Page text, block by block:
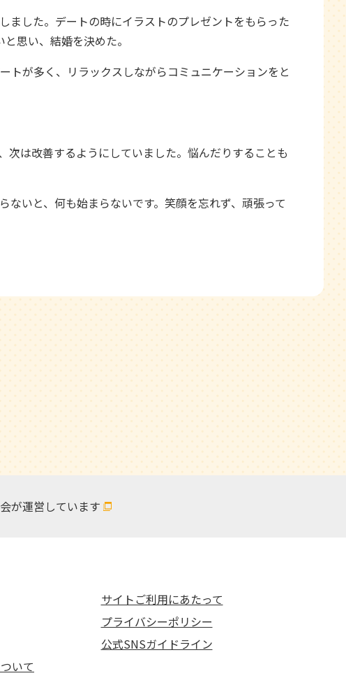
した。デートの時にイラストのプレゼントをもらった
思い、結婚を決めた。
が多く、リラックスしながらコミュニケーションをと
は改善するようにしていました。悩んだりすることも
いと、何も始まらないです。笑顔を忘れず、頑張って
が運営しています
いて
サイトご利用にあたって
プライバシーポリシー
公式SNSガイドライン